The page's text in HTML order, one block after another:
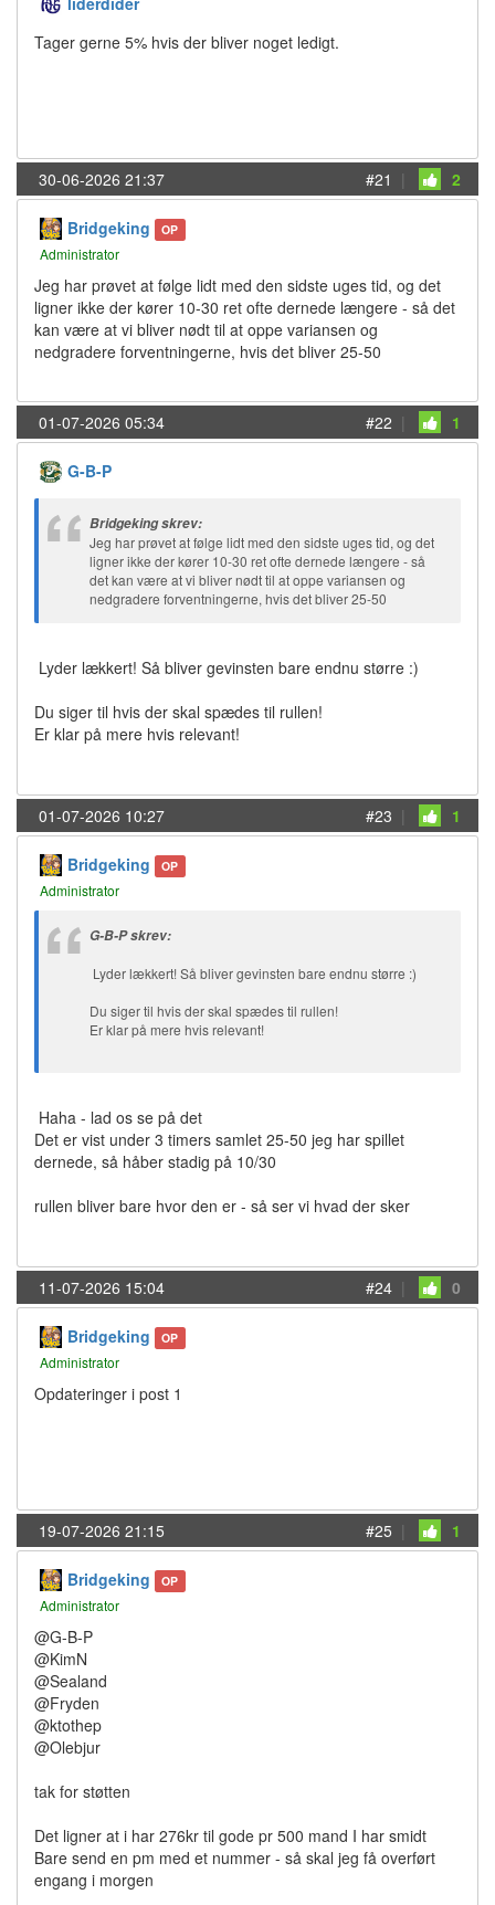
Tager gerne 5% hvis der bliver noget ledigt.
30-06-2026 21:37 #21 | 2
Bridgeking OP
Administrator
Jeg har prøvet at følge lidt med den sidste uges tid, og det
ligner ikke der kører 10-30 ret ofte dernede længere - så det
kan være at vi bliver nødt til at oppe variansen og
nedgradere forventningerne, hvis det bliver 25-50
01-07-2026 05:34 #22 | 1
G-B-P
Bridgeking skrev:
Jeg har prøvet at følge lidt med den sidste uges tid, og det
ligner ikke der kører 10-30 ret ofte dernede længere - så
det kan være at vi bliver nødt til at oppe variansen og
nedgradere forventningerne, hvis det bliver 25-50
Lyder lækkert! Så bliver gevinsten bare endnu større :)
Du siger til hvis der skal spædes til rullen!
Er klar på mere hvis relevant!
01-07-2026 10:27 #23 | 1
Bridgeking OP
Administrator
G-B-P skrev:
Lyder lækkert! Så bliver gevinsten bare endnu større :)
Du siger til hvis der skal spædes til rullen!
Er klar på mere hvis relevant!
Haha - lad os se på det
Det er vist under 3 timers samlet 25-50 jeg har spillet
dernede, så håber stadig på 10/30
rullen bliver bare hvor den er - så ser vi hvad der sker
11-07-2026 15:04 #24 | 0
Bridgeking OP
Administrator
Opdateringer i post 1
19-07-2026 21:15 #25 | 1
Bridgeking OP
Administrator
@G-B-P
@KimN
@Sealand
@Fryden
@ktothep
@Olebjur
tak for støtten
Det ligner at i har 276kr til gode pr 500 mand I har smidt
Bare send en pm med et nummer - så skal jeg få overført
engang i morgen